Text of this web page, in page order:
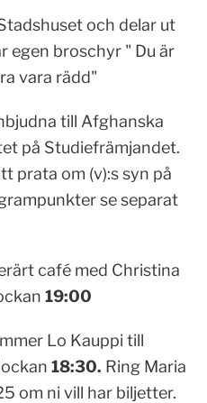
och delar ut
egen broschyr " Du är
vara rädd"
till Afghanska
på Studiefrämjandet.
prata om (v):s syn på
se separat
café med Christina
19:00
Lo Kauppi till
18:30. Ring Maria
om ni vill har biljetter.